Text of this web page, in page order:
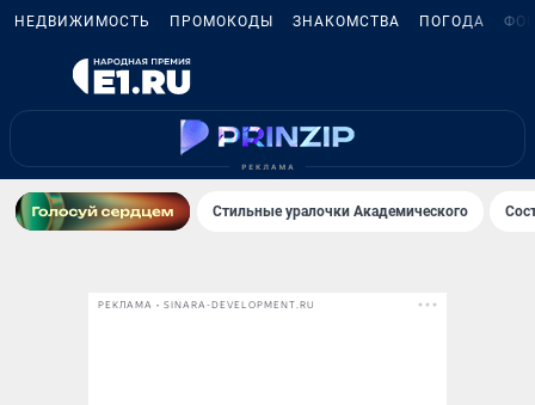
НЕДВИЖИМОСТЬ ПРОМОКОДЫ ЗНАКОМСТВА ПОГОДА
Стильные уралочки Академического
РЕКЛАМА • SINARA-DEVELOPMENT.RU